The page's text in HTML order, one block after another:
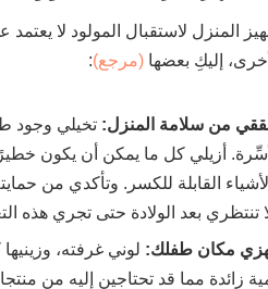
المنزل لاستقبال المولود لا
إليكِ بعضها (مرجع):
من سلامة المنزل: تخيلي وجود
أزيلي كل ما يمكن أن يكون
القابلة للكسر. وتأكدي من
تنتظري بعد الولادة حتى تجري هذه
مكان طفلك: لوني غرفته،
زائدة مما قد تحتاجين إليه من